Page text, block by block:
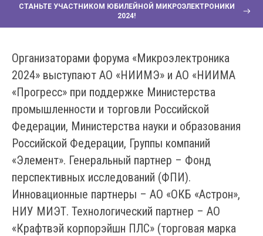
СТАНЬТЕ УЧАСТНИКОМ ЮБИЛЕЙНОЙ МИКРОЭЛЕКТРОНИКИ
2024!
Организаторами форума «Микроэлектроника
2024» выступают АО «НИИМЭ» и АО «НИИМА
«Прогресс» при поддержке Министерства
промышленности и торговли Российской
Федерации, Министерства науки и образования
Российской Федерации, Группы компаний
«Элемент». Генеральный партнер – Фонд
перспективных исследований (ФПИ).
Инновационные партнеры – АО «ОКБ «Астрон»,
НИУ МИЭТ. Технологический партнер – АО
«Крафтвэй корпорэйшн ПЛС» (торговая марка